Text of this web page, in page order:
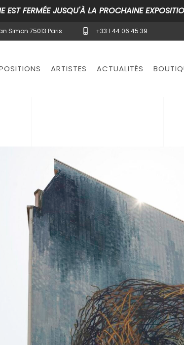
EST FERMÉE JUSQU'À LA PROCHAINE
Simon 75013 Paris +33 1 44 06 45 39
ARTISTES ACTUALITÉS